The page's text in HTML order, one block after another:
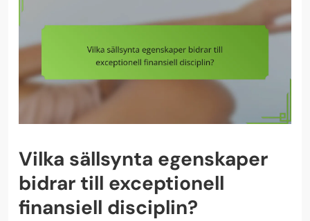
Vilka sällsynta egenskaper
bidrar till exceptionell
finansiell disciplin?